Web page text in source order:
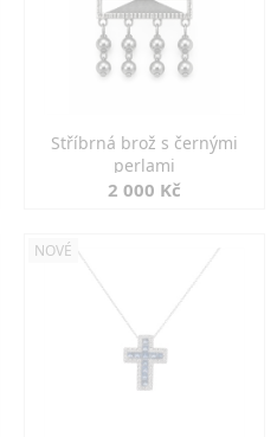
Stříbrná brož s černými
perlami
2 000 Kč
NOVÉ